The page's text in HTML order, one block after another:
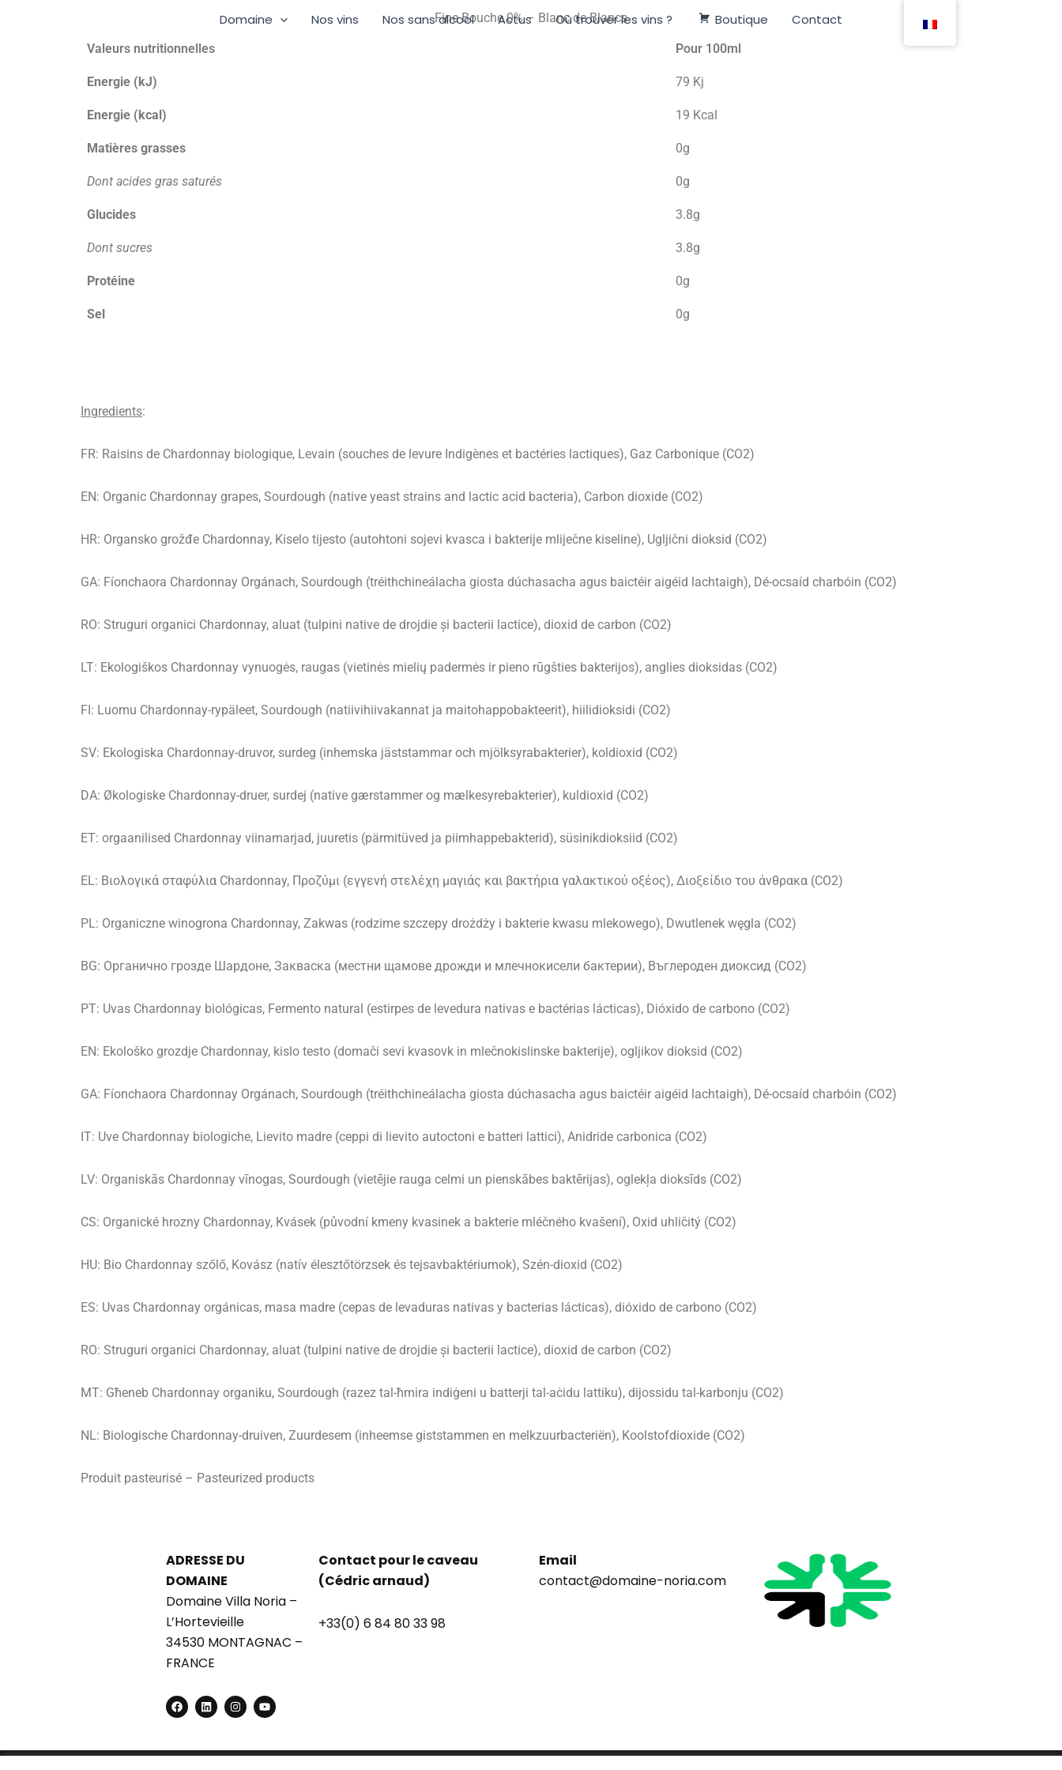
Domaine Nos vins Nos sans alcool Actus Où trouver les vins ? Boutique Contact
Fine Bouche 0% – Blanc de Blancs
Valeurs nutritionnelles Pour 100ml
Energie (kJ) 79 Kj
Energie (kcal) 19 Kcal
Matières grasses 0g
Dont acides gras saturés 0g
Glucides 3.8g
Dont sucres 3.8g
Protéine 0g
Sel 0g
Ingredients:
FR: Raisins de Chardonnay biologique, Levain (souches de levure Indigènes et bactéries lactiques), Gaz Carbonique (CO2)
EN: Organic Chardonnay grapes, Sourdough (native yeast strains and lactic acid bacteria), Carbon dioxide (CO2)
HR: Organsko grožđe Chardonnay, Kiselo tijesto (autohtoni sojevi kvasca i bakterije mliječne kiseline), Ugljični dioksid (CO2)
GA: Fíonchaora Chardonnay Orgánach, Sourdough (tréithchineálacha giosta dúchasacha agus baictéir aigéid lachtaigh), Dé-ocsaíd charbóin (CO2)
RO: Struguri organici Chardonnay, aluat (tulpini native de drojdie și bacterii lactice), dioxid de carbon (CO2)
LT: Ekologiškos Chardonnay vynuogės, raugas (vietinės mielių padermės ir pieno rūgšties bakterijos), anglies dioksidas (CO2)
FI: Luomu Chardonnay-rypäleet, Sourdough (natiivihiivakannat ja maitohappobakteerit), hiilidioksidi (CO2)
SV: Ekologiska Chardonnay-druvor, surdeg (inhemska jäststammar och mjölksyrabakterier), koldioxid (CO2)
DA: Økologiske Chardonnay-druer, surdej (native gærstammer og mælkesyrebakterier), kuldioxid (CO2)
ET: orgaanilised Chardonnay viinamarjad, juuretis (pärmitüved ja piimhappebakterid), süsinikdioksiid (CO2)
EL: Βιολογικά σταφύλια Chardonnay, Προζύμι (εγγενή στελέχη μαγιάς και βακτήρια γαλακτικού οξέος), Διοξείδιο του άνθρακα (CO2)
PL: Organiczne winogrona Chardonnay, Zakwas (rodzime szczepy drożdży i bakterie kwasu mlekowego), Dwutlenek węgla (CO2)
BG: Органично грозде Шардоне, Закваска (местни щамове дрожди и млечнокисели бактерии), Въглероден диоксид (CO2)
PT: Uvas Chardonnay biológicas, Fermento natural (estirpes de levedura nativas e bactérias lácticas), Dióxido de carbono (CO2)
EN: Ekološko grozdje Chardonnay, kislo testo (domači sevi kvasovk in mlečnokislinske bakterije), ogljikov dioksid (CO2)
GA: Fíonchaora Chardonnay Orgánach, Sourdough (tréithchineálacha giosta dúchasacha agus baictéir aigéid lachtaigh), Dé-ocsaíd charbóin (CO2)
IT: Uve Chardonnay biologiche, Lievito madre (ceppi di lievito autoctoni e batteri lattici), Anidride carbonica (CO2)
LV: Organiskās Chardonnay vīnogas, Sourdough (vietējie rauga celmi un pienskābes baktērijas), oglekļa dioksīds (CO2)
CS: Organické hrozny Chardonnay, Kvásek (původní kmeny kvasinek a bakterie mléčného kvašení), Oxid uhličitý (CO2)
HU: Bio Chardonnay szőlő, Kovász (natív élesztőtörzsek és tejsavbaktériumok), Szén-dioxid (CO2)
ES: Uvas Chardonnay orgánicas, masa madre (cepas de levaduras nativas y bacterias lácticas), dióxido de carbono (CO2)
RO: Struguri organici Chardonnay, aluat (tulpini native de drojdie și bacterii lactice), dioxid de carbon (CO2)
MT: Għeneb Chardonnay organiku, Sourdough (razez tal-ħmira indiġeni u batterji tal-aċidu lattiku), dijossidu tal-karbonju (CO2)
NL: Biologische Chardonnay-druiven, Zuurdesem (inheemse giststammen en melkzuurbacteriën), Koolstofdioxide (CO2)
Produit pasteurisé – Pasteurized products
ADRESSE DU
DOMAINE
Domaine Villa Noria –
L’Hortevieille
34530 MONTAGNAC –
FRANCE
F
a
c
o
L
i
n
d
I
n
s
g
Y
o
u
b
Contact pour le caveau
(Cédric arnaud)
+33(0) 6 84 80 33 98
Email
contact@domaine-noria.com